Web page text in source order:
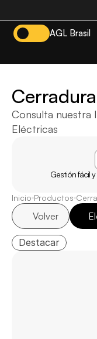
AGL Brasil
Consulta nuestra
Eléctricas
Gestión fácil
Inicio Productos
Volver
Destacar